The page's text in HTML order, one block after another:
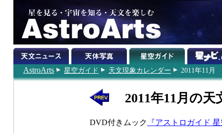
AstroArts 星空ガイド 天文現象カレンダー 2011年11月
2011年11月の天
DVD付きムック 『アストロガイド